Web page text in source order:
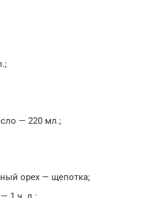
— 220 мл.;
орех — щепотка;